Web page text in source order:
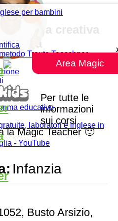
Traute Taeschner
educativo
laboratori e inglese in
- YouTube
Area Magic
Scuola creativa
Per tutte le
informazioni
sui corsi
la Magic Teacher 🙂
Infanzia
Busto Arsizio,